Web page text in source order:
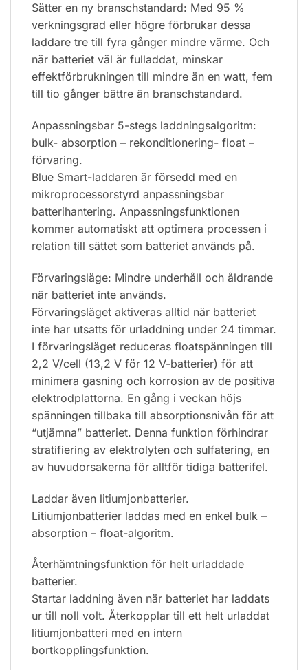
Sätter en ny branschstandard: Med 95 %
verkningsgrad eller högre förbrukar dessa
laddare tre till fyra gånger mindre värme. Och
när batteriet väl är fulladdat, minskar
effektförbrukningen till mindre än en watt, fem
till tio gånger bättre än branschstandard.
Anpassningsbar 5-stegs laddningsalgoritm:
bulk- absorption – rekonditionering- float –
förvaring.
Blue Smart-laddaren är försedd med en
mikroprocessorstyrd anpassningsbar
batterihantering. Anpassningsfunktionen
kommer automatiskt att optimera processen i
relation till sättet som batteriet används på.
Förvaringsläge: Mindre underhåll och åldrande
när batteriet inte används.
Förvaringsläget aktiveras alltid när batteriet
inte har utsatts för urladdning under 24 timmar.
I förvaringsläget reduceras floatspänningen till
2,2 V/cell (13,2 V för 12 V-batterier) för att
minimera gasning och korrosion av de positiva
elektrodplattorna. En gång i veckan höjs
spänningen tillbaka till absorptionsnivån för att
“utjämna” batteriet. Denna funktion förhindrar
stratifiering av elektrolyten och sulfatering, en
av huvudorsakerna för alltför tidiga batterifel.
Laddar även litiumjonbatterier.
Litiumjonbatterier laddas med en enkel bulk –
absorption – float-algoritm.
Återhämtningsfunktion för helt urladdade
batterier.
Startar laddning även när batteriet har laddats
ur till noll volt. Återkopplar till ett helt urladdat
litiumjonbatteri med en intern
bortkopplingsfunktion.